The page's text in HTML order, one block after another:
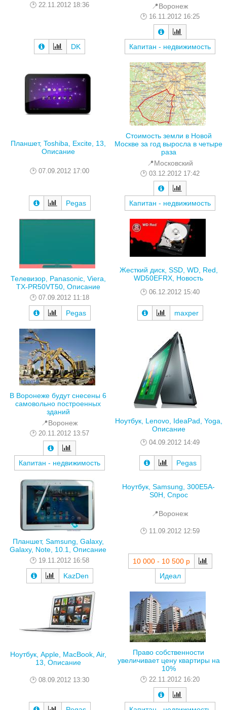
22.11.2012 18:36
DK
📍Воронеж
16.11.2012 16:25
Капитан - недвижимость
Планшет, Toshiba, Excite, 13,
Описание
07.09.2012 17:00
Pegas
Стоимость земли в Новой
Москве за год выросла в четыре
раза
📍Московский
03.12.2012 17:42
Капитан - недвижимость
Телевизор, Panasonic, Viera,
TX-PR50VT50, Описание
07.09.2012 11:18
Pegas
Жесткий диск, SSD, WD, Red,
WD50EFRX, Новость
06.12.2012 15:40
maxper
В Воронеже будут снесены 6
самовольно построенных
зданий
📍Воронеж
20.11.2012 13:57
Капитан - недвижимость
Ноутбук, Lenovo, IdeaPad, Yoga,
Описание
04.09.2012 14:49
Pegas
Планшет, Samsung, Galaxy,
Galaxy, Note, 10.1, Описание
19.11.2012 16:58
KazDen
Ноутбук, Samsung, 300E5A-
S0H, Спрос
📍Воронеж
11.09.2012 12:59
10 000 - 10 500 р
Идеал
Ноутбук, Apple, MacBook, Air,
13, Описание
08.09.2012 13:30
Право собственности
увеличивает цену квартиры на
10%
22.11.2012 16:20